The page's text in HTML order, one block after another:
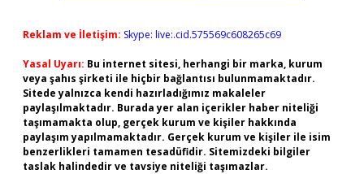
Reklam ve İletişim: Skype: live:.cid.575569c608265c69
Yasal Uyarı: Bu internet sitesi, herhangi bir marka, kurum
veya şahıs şirketi ile hiçbir bağlantısı bulunmamaktadır.
Sitede yalnızca kendi hazırladığımız makaleler
paylaşılmaktadır. Burada yer alan içerikler haber niteliği
taşımamakta olup, gerçek kurum ve kişiler hakkında
paylaşım yapılmamaktadır. Gerçek kurum ve kişiler ile isim
benzerlikleri tamamen tesadüfidir. Sitemizdeki bilgiler
taslak halindedir ve tavsiye niteliği taşımazlar.